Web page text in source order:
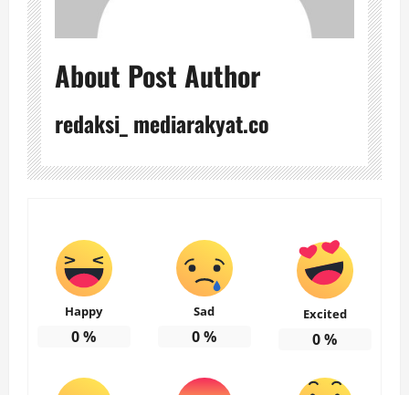
About Post Author
redaksi_ mediarakyat.co
Happy
0%
Sad
0%
Excited
0%